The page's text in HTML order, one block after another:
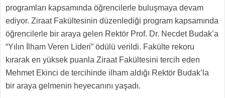
programları kapsamında öğrencilerle buluşmaya devam
ediyor. Ziraat Fakültesinin düzenlediği program kapsamında
öğrencilerle bir araya gelen Rektör Prof. Dr. Necdet Budak’a
“Yılın İlham Veren Lideri” ödülü verildi. Fakülte rekoru
kırarak en yüksek puanla Ziraat Fakültesini tercih eden
Mehmet Ekinci de tercihinde ilham aldığı Rektör Budak’la
bir araya gelmenin heyecanını yaşadı.